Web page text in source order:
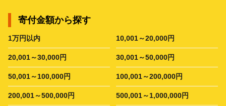
寄付金額から探す
1万円以内 10,001～20,000円
20,001～30,000円 30,001～50,000円
50,001～100,000円 100,001～200,000円
200,001～500,000円 500,001～1,000,000円